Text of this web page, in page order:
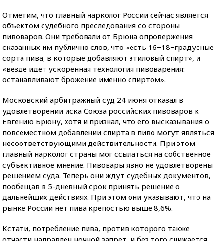
Отметим, что главный нарколог России сейчас является
объектом судебного преследования со стороны
пивоваров. Они требовали от Брюна опровержения
сказанных им публично слов, что «есть 16−18−градусные
сорта пива, в которые добавляют этиловый спирт», и
«везде идет ускоренная технология пивоварения:
останавливают брожение именно спиртом».
Московский арбитражный суд 24 июня отказал в
удовлетворении иска Союза российских пивоваров к
Евгению Брюну, хотя и признал, что его высказывания о
повсеместном добавлении спирта в пиво могут являться
несоответствующими действительности. При этом
главный нарколог страны мог ссылаться на собственное
субъективное мнение. Пивовары явно не удовлетворены
решением суда. Теперь они ждут судебных документов,
пообещав в 5-дневный срок принять решение о
дальнейших действиях. При этом они указывают, что на
рынке России нет пива крепостью выше 8,6%.
Кстати, потребление пива, против которого также